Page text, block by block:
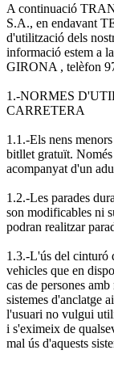
A continuació
S.A., en endavant
d'utilització dels
informació estem a
GIRONA , telèfon
1.-NORMES
CARRETERA
1.1.-Els nens
bitllet gratuït. Només
acompanyat d'un
1.2.-Les parades
son modificables ni
podran realitzar
1.3.-L'ús del cinturó
vehicles que en
cas de persones
sistemes d'anclatge
l'usuari no vulgui
i s'eximeix de
mal ús d'aquests